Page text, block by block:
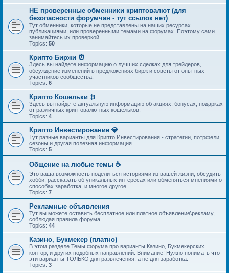
НЕ проверенные обменники криптовалют (для
безопасности форумчан - тут ссылок нет)
Тут обменники, которые не представлены на наших ресурсах
публикациями, или проверенными темами на форумах. Поэтому сами
занимайтесь их проверкой.
Topics: 50
Крипто Биржи ⏰
Здесь вы найдете информацию о лучших сделках для трейдеров,
обсуждение изменений в предложениях бирж и советы от опытных
участников сообщества.
Topics: 6
Крипто Кошельки ₿
Здесь вы найдете актуальную информацию об акциях, бонусах, подарках
от различных криптовалютных кошельков.
Topics: 4
Крипто Инвестирование 💎
Тут разные варианты для Крипто Инвестирования - стратегии, потрфели,
сезоны и другая полезная информация
Topics: 5
Общение на любые темы ☕
Это ваша возможность поделиться историями из вашей жизни, обсудить
хобби, рассказать об уникальных интересах или обменяться мнениями о
способах заработка, и многое другое.
Topics: 7
Рекламные объявления
Тут вы можете оставить бесплатное или платное объявление\рекламу,
соблюдая правила форума.
Topics: 44
Казино, Букмекер (платно)
В этом разделе Темы форума про варианты Казино, Букмекерских
контор, и других подобных направлений. Внимание! Нужно понимать что
эти варианты ТОЛЬКО для развлечения, а не для заработка.
Topics: 3